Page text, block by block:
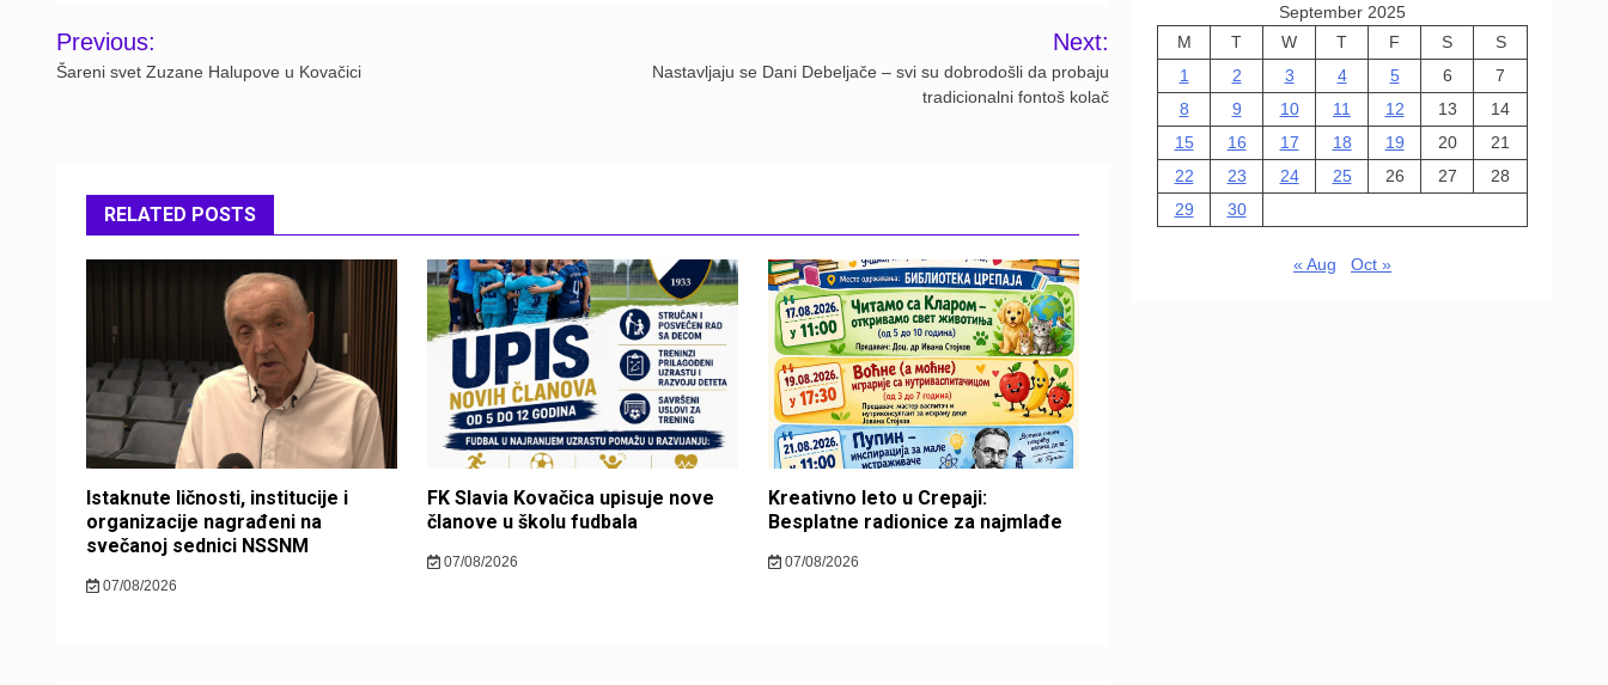
Post
navigation
Previous:
Šareni svet Zuzane Halupove u Kovačici
Next:
Nastavljaju se Dani Debeljače – svi su dobrodošli da probaju
tradicionalni fontoš kolač
RELATED POSTS
Istaknute ličnosti, institucije i
organizacije nagrađeni na
svečanoj sednici NSSNM
07/08/2026
FK Slavia Kovačica upisuje nove
članove u školu fudbala
07/08/2026
Kreativno leto u Crepaji:
Besplatne radionice za najmlađe
07/08/2026
September 2025
M
T W T F S
S
1
2 3 4 5 6
7
8
9 10 11 12 13
14
15
16 17 18 19 20
21
22
23 24 25 26 27
28
29
30
« Aug Oct »